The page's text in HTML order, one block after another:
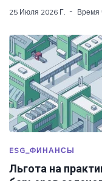
25 Июля 2026 Г. Время
ESG_ФИНАНСЫ
Льгота на